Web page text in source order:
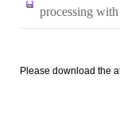
processing
Please download the